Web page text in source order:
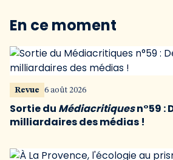
En ce moment
Revue 6 août 2026
Sortie du Médiacritiquesn°59 :
milliardaires des médias !